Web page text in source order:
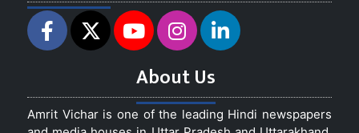
About Us
Amrit Vichar is one of the leading Hindi newspapers